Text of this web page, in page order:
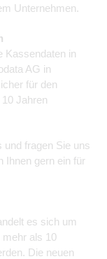
Unternehmen.
Kassendaten in
AG in
für den
Jahren
und fragen Sie uns
Ihnen gern ein für
es sich um
mehr als 10
Die neuen